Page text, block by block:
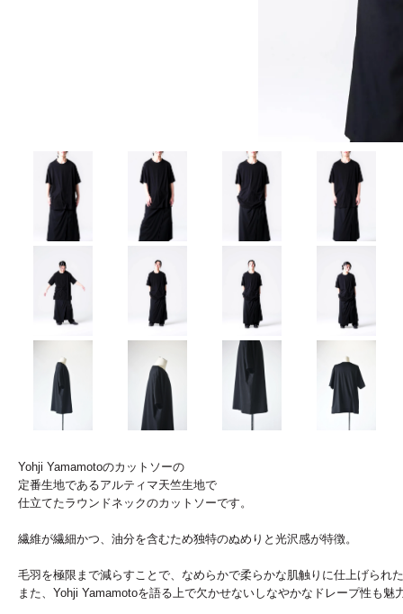
Yohji Yamamotoのカットソーの
定番生地であるアルティマ天竺生地で
仕立てたラウンドネックのカットソーです。
繊維が繊細かつ、油分を含むため独特のぬめりと光沢感が特徴。
毛羽を極限まで減らすことで、なめらかで柔らかな肌触りに仕上げられ
また、Yohji Yamamotoを語る上で欠かせないしなやかなドレープ性も魅